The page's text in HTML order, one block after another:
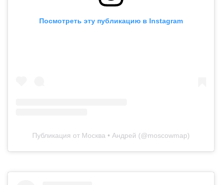
Посмотреть эту публикацию в Instagram
Публикация от Москва • Андрей (@moscowmap)